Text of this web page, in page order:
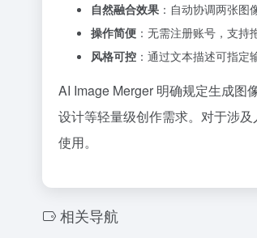
自然融合效果 ：自动协调两张
操作简便 ：无需注册账号，支持
风格可控 ：通过文本描述可指
AI Image Merger 明确规定生成图
设计等轻量级创作需求。对于涉
使用。
相关导航